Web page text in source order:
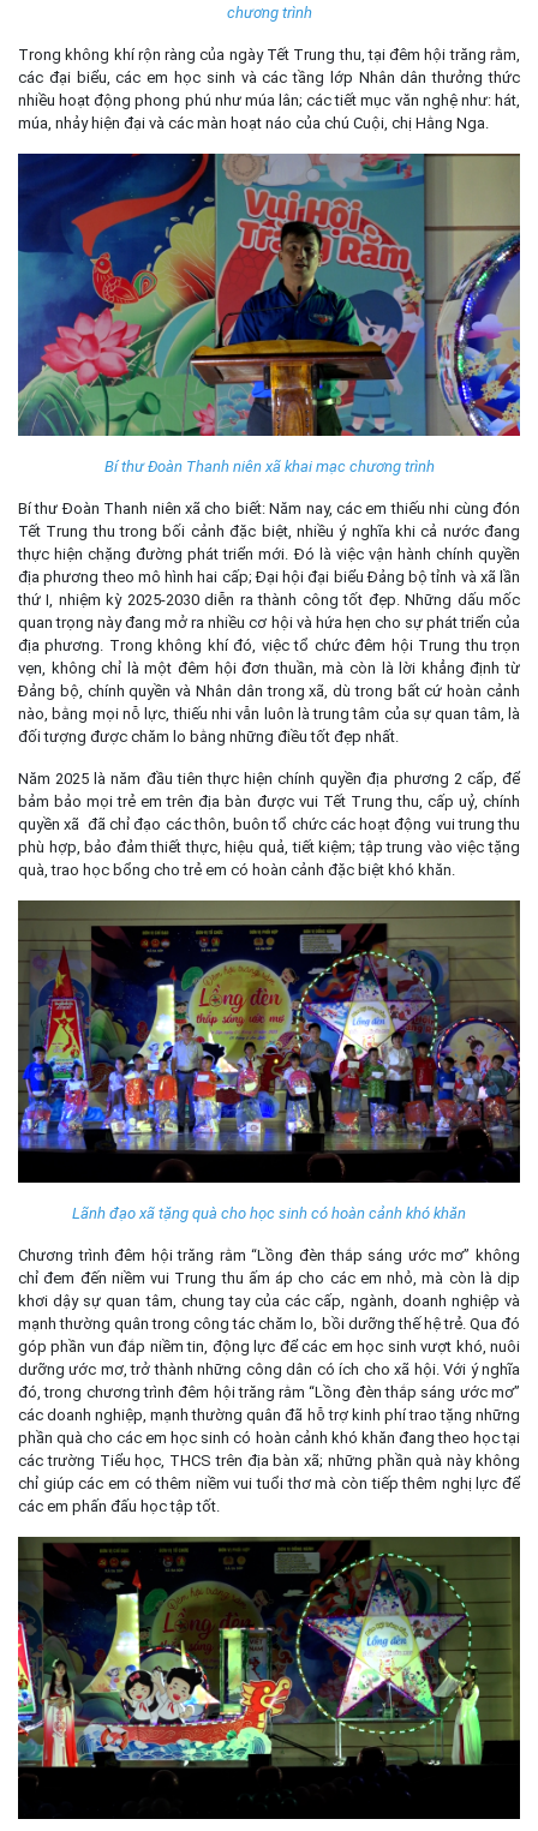
chương trình
Trong không khí rộn ràng của ngày Tết Trung thu, tại đêm hội trăng rằm,
các đại biểu, các em học sinh và các tầng lớp Nhân dân thưởng thức
nhiều hoạt động phong phú như múa lân; các tiết mục văn nghệ như: hát,
múa, nhảy hiện đại và các màn hoạt náo của chú Cuội, chị Hằng Nga.
Bí thư Đoàn Thanh niên xã khai mạc chương trình
Bí thư Đoàn Thanh niên xã cho biết: Năm nay, các em thiếu nhi cùng đón
Tết Trung thu trong bối cảnh đặc biệt, nhiều ý nghĩa khi cả nước đang
thực hiện chặng đường phát triển mới. Đó là việc vận hành chính quyền
địa phương theo mô hình hai cấp; Đại hội đại biểu Đảng bộ tỉnh và xã lần
thứ I, nhiệm kỳ 2025-2030 diễn ra thành công tốt đẹp. Những dấu mốc
quan trọng này đang mở ra nhiều cơ hội và hứa hẹn cho sự phát triển của
địa phương. Trong không khí đó, việc tổ chức đêm hội Trung thu trọn
vẹn, không chỉ là một đêm hội đơn thuần, mà còn là lời khẳng định từ
Đảng bộ, chính quyền và Nhân dân trong xã, dù trong bất cứ hoàn cảnh
nào, bằng mọi nỗ lực, thiếu nhi vẫn luôn là trung tâm của sự quan tâm, là
đối tượng được chăm lo bằng những điều tốt đẹp nhất.
Năm 2025 là năm đầu tiên thực hiện chính quyền địa phương 2 cấp, để
bảm bảo mọi trẻ em trên địa bàn được vui Tết Trung thu, cấp uỷ, chính
quyền xã đã chỉ đạo các thôn, buôn tổ chức các hoạt động vui trung thu
phù hợp, bảo đảm thiết thực, hiệu quả, tiết kiệm; tập trung vào việc tặng
quà, trao học bổng cho trẻ em có hoàn cảnh đặc biệt khó khăn.
Lãnh đạo xã tặng quà cho học sinh có hoàn cảnh khó khăn
Chương trình đêm hội trăng rằm “Lồng đèn thắp sáng ước mơ” không
chỉ đem đến niềm vui Trung thu ấm áp cho các em nhỏ, mà còn là dịp
khơi dậy sự quan tâm, chung tay của các cấp, ngành, doanh nghiệp và
mạnh thường quân trong công tác chăm lo, bồi dưỡng thế hệ trẻ. Qua đó
góp phần vun đắp niềm tin, động lực để các em học sinh vượt khó, nuôi
dưỡng ước mơ, trở thành những công dân có ích cho xã hội. Với ý nghĩa
đó, trong chương trình đêm hội trăng rằm “Lồng đèn thắp sáng ước mơ”
các doanh nghiệp, mạnh thường quân đã hỗ trợ kinh phí trao tặng những
phần quà cho các em học sinh có hoàn cảnh khó khăn đang theo học tại
các trường Tiểu học, THCS trên địa bàn xã; những phần quà này không
chỉ giúp các em có thêm niềm vui tuổi thơ mà còn tiếp thêm nghị lực để
các em phấn đấu học tập tốt.